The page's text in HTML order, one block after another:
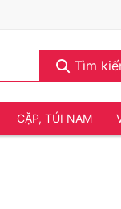
Tìm
CẶP, TÚI NAM